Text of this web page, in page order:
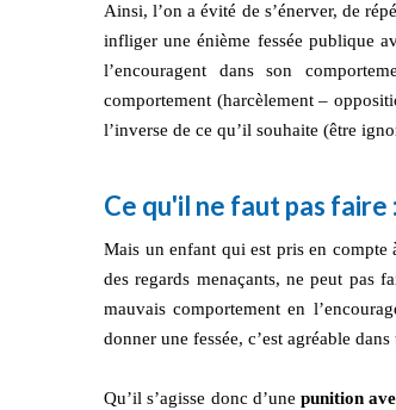
Ainsi, l’on a évité de s’énerver, de
infliger une énième fessée publique
l’encouragent dans son
comportement (harcèlement –
l’inverse de ce qu’il souhaite (être
Ce qu'il ne faut pas faire :
Mais un enfant qui est pris en compte
des regards menaçants, ne peut pas
mauvais comportement en
donner une fessée, c’est agréable
Qu’il s’agisse donc d’unepunition